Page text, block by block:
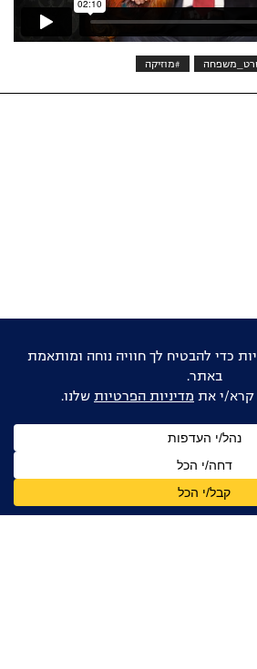
#מוזיקה
דוקו ישראלי?
הישארו מעודכנים
שם
מלא
כתובת
דואר